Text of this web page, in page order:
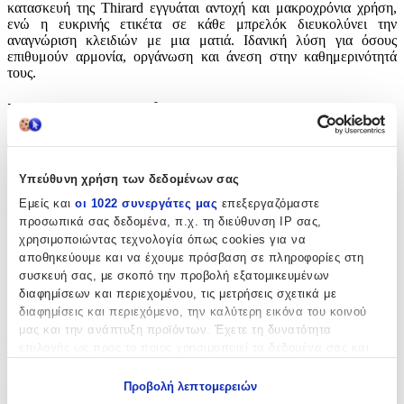
Υπεύθυνη χρήση των δεδομένων σας
Εμείς και οι 1022 συνεργάτες μας επεξεργαζόμαστε
προσωπικά σας δεδομένα, π.χ. τη διεύθυνση IP σας,
χρησιμοποιώντας τεχνολογία όπως cookies για να
αποθηκεύουμε και να έχουμε πρόσβαση σε πληροφορίες στη
συσκευή σας, με σκοπό την προβολή εξατομικευμένων
διαφημίσεων και περιεχομένου, τις μετρήσεις σχετικά με
διαφημίσεις και περιεχόμενο, την καλύτερη εικόνα του κοινού
μας και την ανάπτυξη προϊόντων. Έχετε τη δυνατότητα
Προβολή λεπτομερειών
κατασκευή της Thirard εγγυάται αντοχή και μακροχρόνια χρήση,
ενώ η ευκρινής ετικέτα σε κάθε μπρελόκ διευκολύνει την
αναγνώριση κλειδιών με μια ματιά. Ιδανική λύση για όσους
επιθυμούν αρμονία, οργάνωση και άνεση στην καθημερινότητά
τους.
Χαρακτηριστικά
Τύπος:
Μπρελόκ
Είδος:
Ταμπελάκι
με Led:
Όχι
Χειροποίητο: